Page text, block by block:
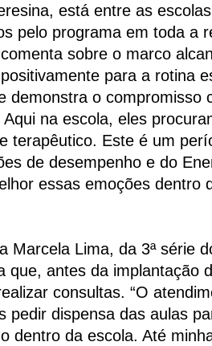
está entre as
pelo programa em toda a
sobre o marco
para a rotina
demonstra o compromisso
na escola, eles
terapêutico. Este é um
de desempenho e do
essas emoções dentro
Marcela Lima, da 3ª série
que, antes da implantação
consultas. “O
pedir dispensa das aulas
dentro da escola. Até